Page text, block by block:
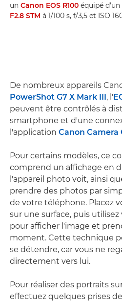
un Canon EOS R100 équipé
F2.8 STM à 1/100 s, f/3,5 et ISO
De nombreux appareils
PowerShot G7 X Mark III, l'
peuvent être contrôlés à
smartphone et d'une
l'application Canon Camera
Pour certains modèles, ce
comprend un affichage en
l'appareil photo voit, ainsi
prendre des photos par
de votre téléphone. Placez
sur une surface, puis
pour afficher l'image et
moment. Cette technique
se détendre, car vous ne
directement vers lui.
Pour réaliser des portraits
effectuez quelques prises